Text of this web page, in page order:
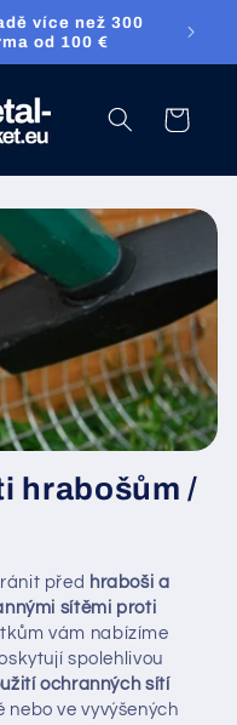
více než 300
od 100 €
nákupní
košík
hrabošům /
před hraboši a
sítěmi proti
vám nabízíme
spolehlivou
ochranných sítí
nebo ve vyvýšených